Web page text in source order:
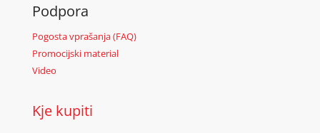
Podpora
Pogosta vprašanja (FAQ)
Promocijski material
Video
Kje kupiti